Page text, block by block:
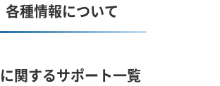
各種情報について
関するサポート一覧